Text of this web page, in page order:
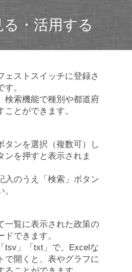
・活用する
ェストスイッチに登録さ
。
検索機能で種別や都道府
とができます。
タンを選択（複数可）し
ンを押すと表示されま
入のうえ「検索」ボタン
一覧に表示された政策の
できます。
tsv」「txt」で、Excelな
で開くと、表やグラフに